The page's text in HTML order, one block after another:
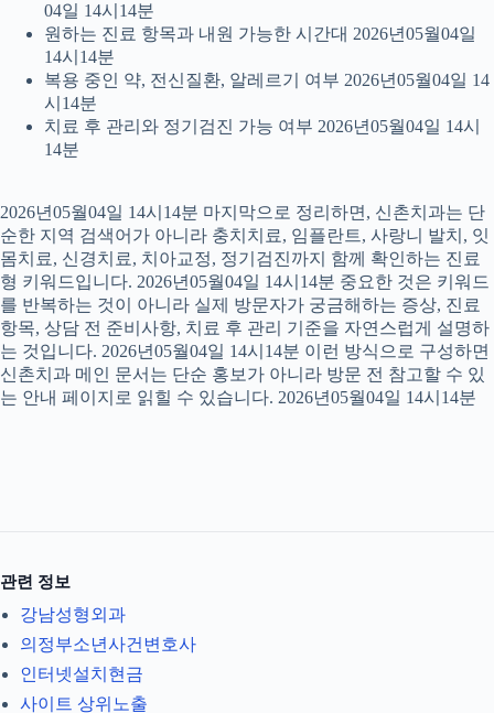
04일 14시14분
원하는 진료 항목과 내원 가능한 시간대 2026년05월04일
14시14분
복용 중인 약, 전신질환, 알레르기 여부 2026년05월04일 14
시14분
치료 후 관리와 정기검진 가능 여부 2026년05월04일 14시
14분
2026년05월04일 14시14분 마지막으로 정리하면, 신촌치과는 단
순한 지역 검색어가 아니라 충치치료, 임플란트, 사랑니 발치, 잇
몸치료, 신경치료, 치아교정, 정기검진까지 함께 확인하는 진료
형 키워드입니다. 2026년05월04일 14시14분 중요한 것은 키워드
를 반복하는 것이 아니라 실제 방문자가 궁금해하는 증상, 진료
항목, 상담 전 준비사항, 치료 후 관리 기준을 자연스럽게 설명하
는 것입니다. 2026년05월04일 14시14분 이런 방식으로 구성하면
신촌치과 메인 문서는 단순 홍보가 아니라 방문 전 참고할 수 있
는 안내 페이지로 읽힐 수 있습니다. 2026년05월04일 14시14분
관련 정보
강남성형외과
의정부소년사건변호사
인터넷설치현금
사이트 상위노출